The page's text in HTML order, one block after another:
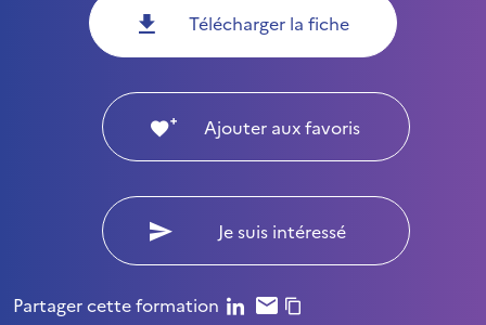
Télécharger la fiche
Ajouter aux favoris
Je suis intéressé
Partager cette formation